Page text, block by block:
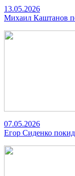
13.05.2026
Михаил Каштанов
07.05.2026
Егор Сиденко